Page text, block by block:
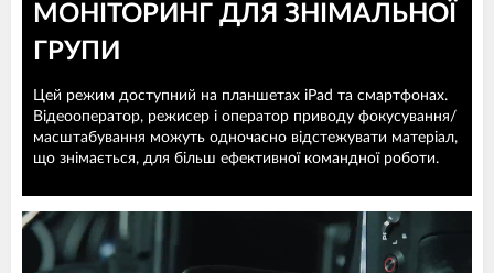
МОНІТОРИНГ ДЛЯ ЗНІМАЛЬНОЇ
ГРУПИ
Цей режим доступний на планшетах iPad та смартфонах.
Відеооператор, режисер і оператор приводу фокусування/
масштабування можуть одночасно відстежувати матеріал,
що знімається, для більш ефективної командної роботи.